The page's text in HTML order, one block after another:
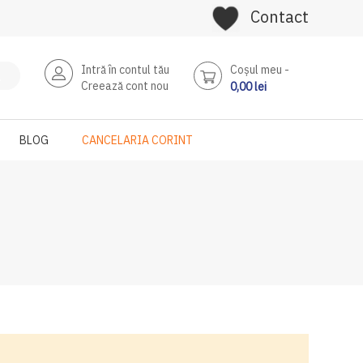
Contact
Intră în contul tău
Creează cont nou
Coşul meu
0,00 lei
BLOG CANCELARIA CORINT